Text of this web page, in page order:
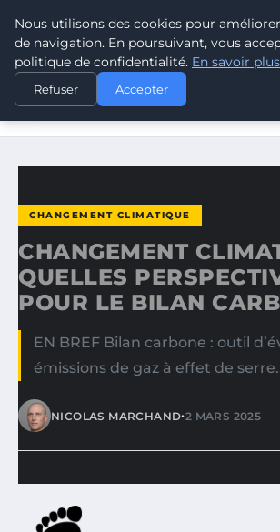
CLIMATE RESPONSE
ACCUEIL
CHANGEMENT CLIMATIQUE
CHANGEMENT CLIMATIQUE : QUELLES
CHANGEMENT CLIMATIQUE
CHANGEMENT
QUELLES
POUR LE BILAN
EN BREF Bilan carbone : outil
émissions de gaz à effet de
NICOLAS MARCHAND•2 MARS 2025
Nous utilisons des cookies pour
de navigation. En poursuivant, vous
politique de confidentialité. En savoir plus
Refuser Accepter